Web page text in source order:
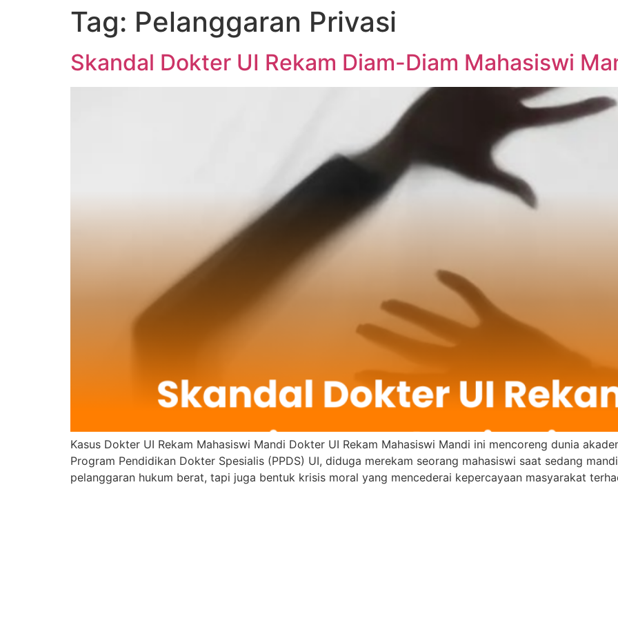
Tag: Pelanggaran Privasi
Skandal Dokter UI Rekam Diam-Diam Mahasiswi
Kasus Dokter UI Rekam Mahasiswi Mandi Dokter UI Rekam Mahasiswi Mandi ini mencoreng dunia
Program Pendidikan Dokter Spesialis (PPDS) UI, diduga merekam seorang mahasiswi saat sedang
pelanggaran hukum berat, tapi juga bentuk krisis moral yang mencederai kepercayaan masyarakat